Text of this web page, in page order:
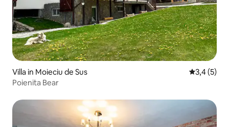
Villa in Moieciu de Sus
3,4 (5)
Poienita Bear